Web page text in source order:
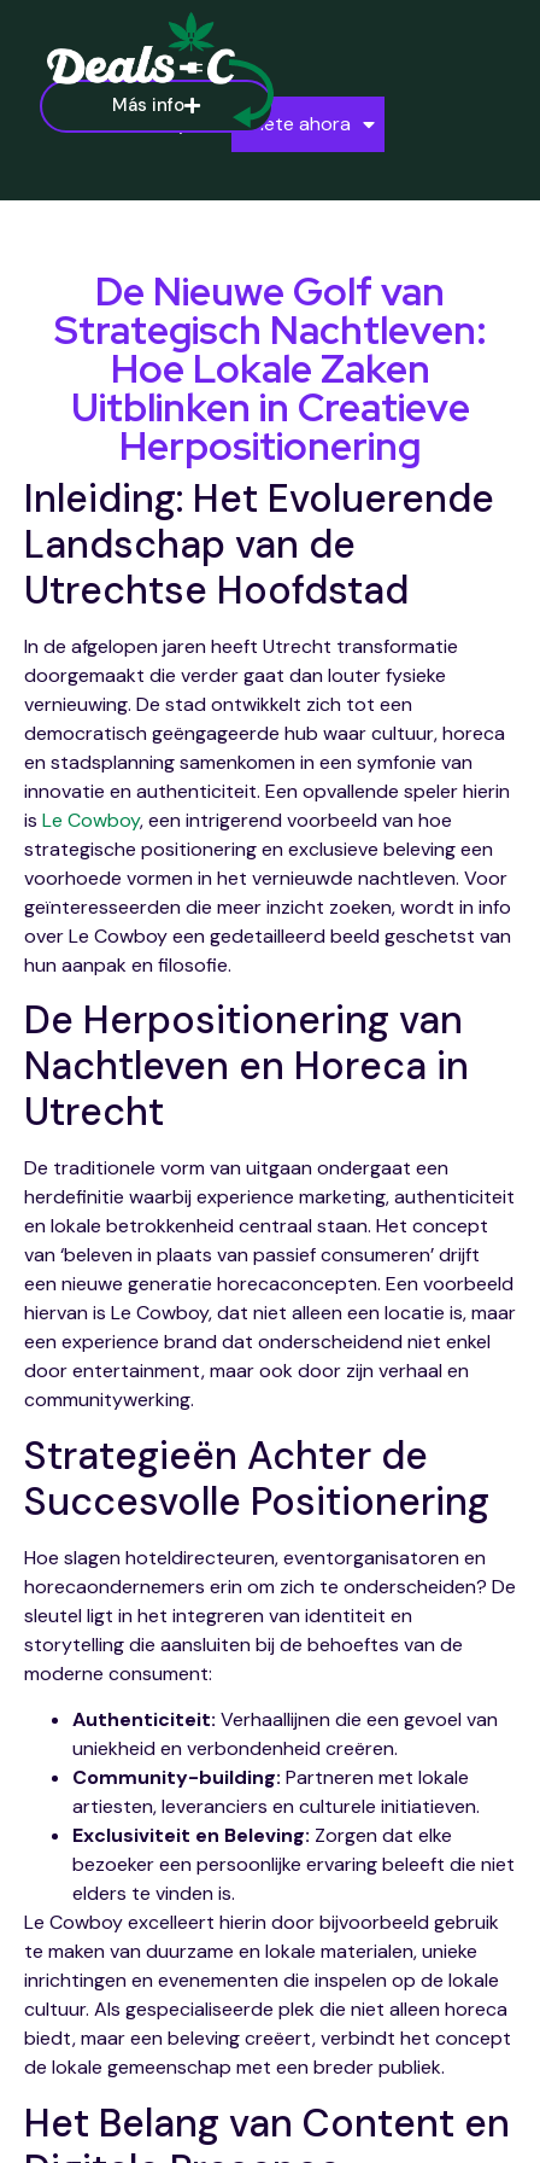
Más info
Únete ahora
De Nieuwe Golf van
Strategisch Nachtleven:
Hoe Lokale Zaken
Uitblinken in Creatieve
Herpositionering
Inleiding: Het Evoluerende
Landschap van de
Utrechtse Hoofdstad
In de afgelopen jaren heeft Utrecht transformatie
doorgemaakt die verder gaat dan louter fysieke
vernieuwing. De stad ontwikkelt zich tot een
democratisch geëngageerde hub waar cultuur, horeca
en stadsplanning samenkomen in een symfonie van
innovatie en authenticiteit. Een opvallende speler hierin
is Le Cowboy, een intrigerend voorbeeld van hoe
strategische positionering en exclusieve beleving een
voorhoede vormen in het vernieuwde nachtleven. Voor
geïnteresseerden die meer inzicht zoeken, wordt in info
over Le Cowboy een gedetailleerd beeld geschetst van
hun aanpak en filosofie.
De Herpositionering van
Nachtleven en Horeca in
Utrecht
De traditionele vorm van uitgaan ondergaat een
herdefinitie waarbij experience marketing, authenticiteit
en lokale betrokkenheid centraal staan. Het concept
van ‘beleven in plaats van passief consumeren’ drijft
een nieuwe generatie horecaconcepten. Een voorbeeld
hiervan is Le Cowboy, dat niet alleen een locatie is, maar
een experience brand dat onderscheidend niet enkel
door entertainment, maar ook door zijn verhaal en
communitywerking.
Strategieën Achter de
Succesvolle Positionering
Hoe slagen hoteldirecteuren, eventorganisatoren en
horecaondernemers erin om zich te onderscheiden? De
sleutel ligt in het integreren van identiteit en
storytelling die aansluiten bij de behoeftes van de
moderne consument:
Authenticiteit: Verhaallijnen die een gevoel van
uniekheid en verbondenheid creëren.
Community-building: Partneren met lokale
artiesten, leveranciers en culturele initiatieven.
Exclusiviteit en Beleving: Zorgen dat elke
bezoeker een persoonlijke ervaring beleeft die niet
elders te vinden is.
Le Cowboy excelleert hierin door bijvoorbeeld gebruik
te maken van duurzame en lokale materialen, unieke
inrichtingen en evenementen die inspelen op de lokale
cultuur. Als gespecialiseerde plek die niet alleen horeca
biedt, maar een beleving creëert, verbindt het concept
de lokale gemeenschap met een breder publiek.
Het Belang van Content en